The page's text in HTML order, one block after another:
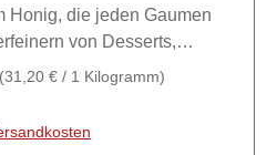
Honig, die jeden Gaumen
von Desserts,
Note im
17 % natürlicher
(31,20 € / 1 Kilogramm)